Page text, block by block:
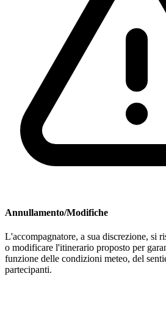
Annullamento/Modifiche
L'accompagnatore, a sua discrezione, si
o modificare l'itinerario proposto per
funzione delle condizioni meteo, del
partecipanti.